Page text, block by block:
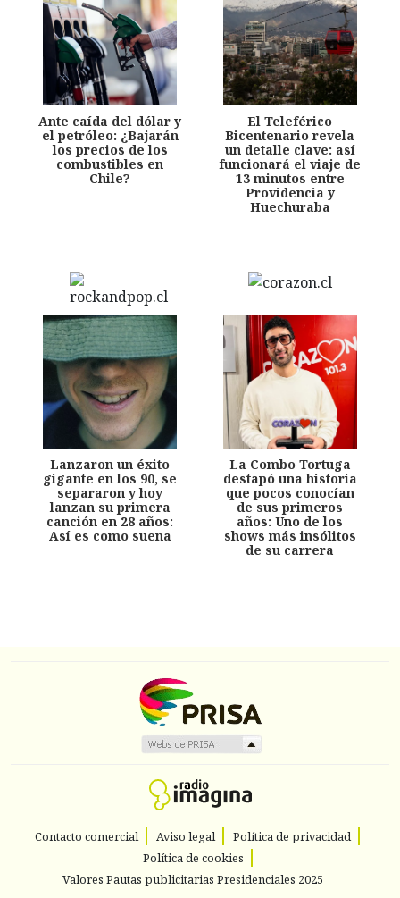
Ante caída del dólar y
el petróleo: ¿Bajarán
los precios de los
combustibles en
Chile?
El Teleférico
Bicentenario revela
un detalle clave: así
funcionará el viaje de
13 minutos entre
Providencia y
Huechuraba
Lanzaron un éxito
gigante en los 90, se
separaron y hoy
lanzan su primera
canción en 28 años:
Así es como suena
La Combo Tortuga
destapó una historia
que pocos conocían
de sus primeros
años: Uno de los
shows más insólitos
de su carrera
Contacto comercial Aviso legal
Política de privacidad
Política de cookies
Valores Pautas publicitarias Presidenciales 2025